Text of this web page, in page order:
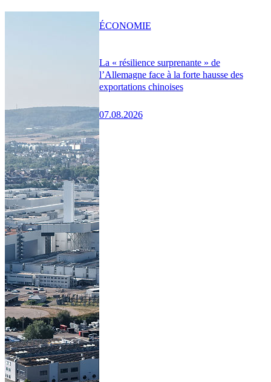
La « résilience surprenante » de
l’Allemagne face à la forte hausse des
exportations chinoises
07.08.2026
ÉCONOMIE